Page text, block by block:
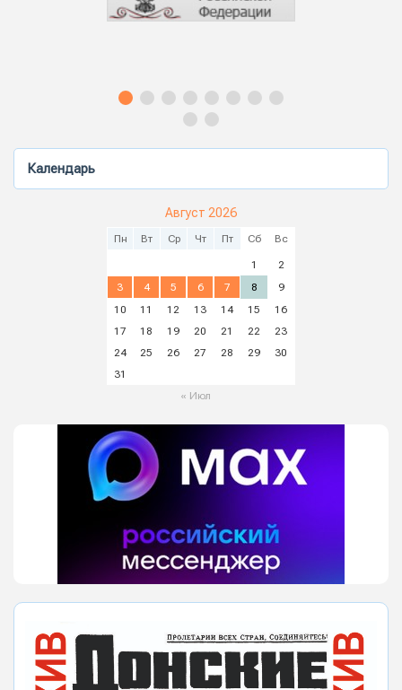
Календарь
Август 2026
Пн Вт Ср Чт Пт Сб Вс
1
2
3
4 5 6 7 8
9
10
11 12 13 14 15
16
17
18 19 20 21 22
23
24
25 26 27 28 29
30
31
« Июл